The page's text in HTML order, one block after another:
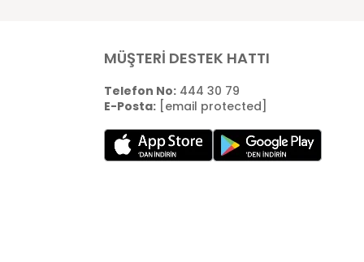
MÜŞTERİ DESTEK HATTI
Telefon No:444 30 79
E-Posta: [email protected]